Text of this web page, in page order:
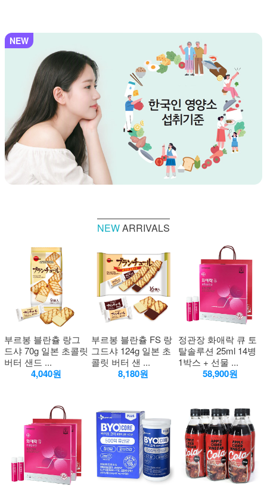
NEW
NEWARRIVALS
부르봉 블란츌 랑그
드샤 70g 일본 초콜릿
버터 샌드 ...
4,040원
부르봉 블란츌 FS 랑
그드샤 124g 일본 초
콜릿 버터 샌 ...
8,180원
정관장 화애락 큐 토
탈솔루션 25ml 14병
1박스 + 선물 ...
58,900원